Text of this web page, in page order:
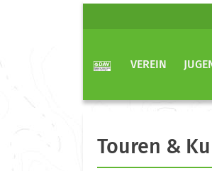
VEREIN
Touren &